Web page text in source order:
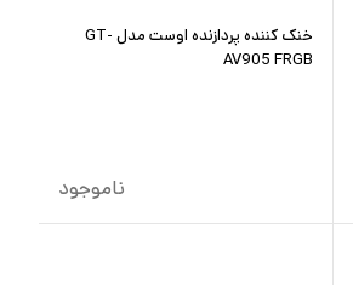
خنک کننده پردازنده اوست مدل GT-
AV905 FRGB
ناموجود